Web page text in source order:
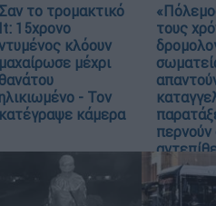
Σαν το τρομακτικό
It: 15χρονο
κλόουν
μαχαίρωσε μέχρι
θανάτου
ηλικιωμένο - Τον
κατέγραψε κάμερα
τους
περνούν